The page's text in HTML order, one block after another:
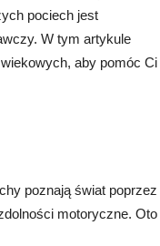
pociech jest
W tym artykule
aby pomóc Ci
poznają świat poprzez
motoryczne. Oto